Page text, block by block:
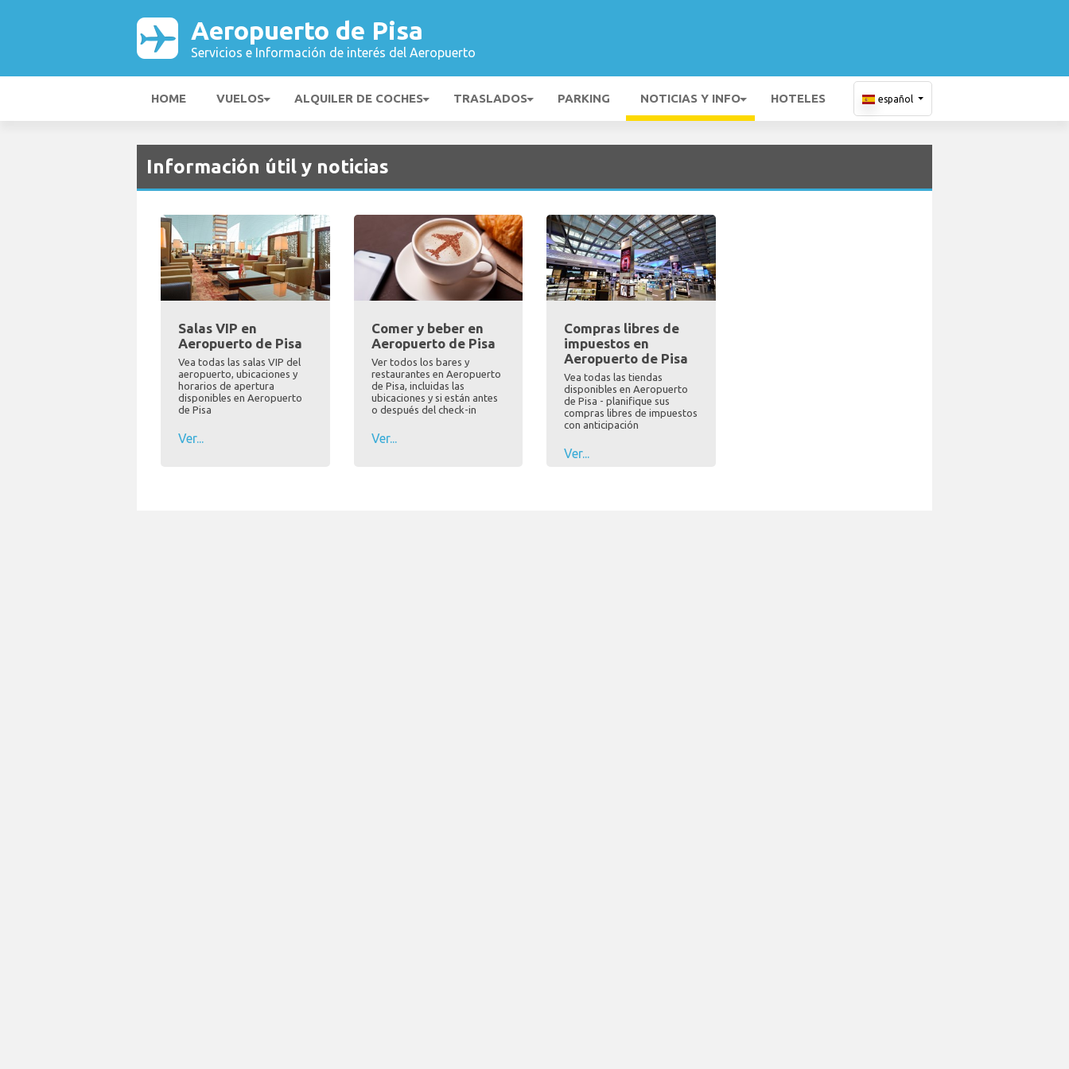
Aeropuerto de Pisa
Servicios e Información de interés del Aeropuerto
HOME VUELOS ALQUILER DE COCHES TRASLADOS PARKING NOTICIAS Y INFO HOTELES español
Información útil y noticias
Salas VIP en
Aeropuerto de Pisa
Vea todas las salas VIP del
aeropuerto, ubicaciones y
horarios de apertura
disponibles en Aeropuerto
de Pisa
Ver...
Comer y beber en
Aeropuerto de Pisa
Ver todos los bares y
restaurantes en Aeropuerto
de Pisa, incluidas las
ubicaciones y si están antes
o después del check-in
Ver...
Compras libres de
impuestos en
Aeropuerto de Pisa
Vea todas las tiendas
disponibles en Aeropuerto
de Pisa - planifique sus
compras libres de impuestos
con anticipación
Ver...